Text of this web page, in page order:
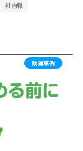
社内報
動画事例